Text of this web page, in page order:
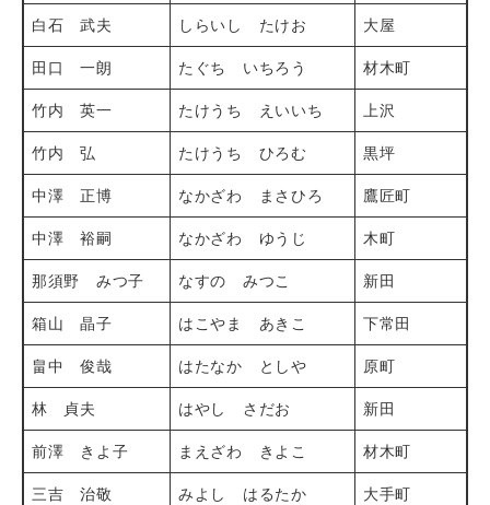
白石 武夫 しらいし たけお 大屋
田口 一朗 たぐち いちろう 材木町
竹内 英一 たけうち えいいち 上沢
竹内 弘 たけうち ひろむ 黒坪
中澤 正博 なかざわ まさひろ 鷹匠町
中澤 裕嗣 なかざわ ゆうじ 木町
那須野 みつ子 なすの みつこ 新田
箱山 晶子 はこやま あきこ 下常田
畠中 俊哉 はたなか としや 原町
林 貞夫 はやし さだお 新田
前澤 きよ子 まえざわ きよこ 材木町
三吉 治敬 みよし はるたか 大手町